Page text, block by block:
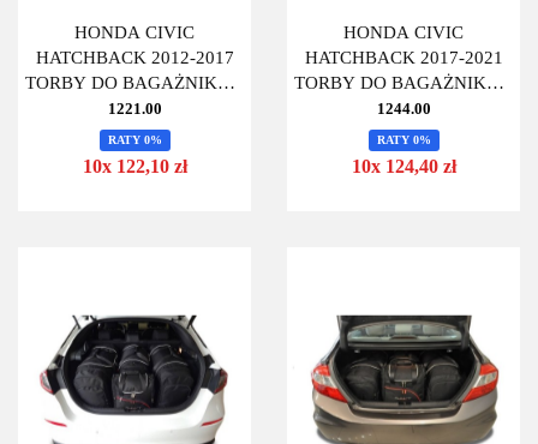
HONDA CIVIC
HATCHBACK 2012-2017
TORBY DO BAGAŻNIKA 4
SZT
1221.00
RATY 0%
10x 122,10 zł
HONDA CIVIC
HATCHBACK 2017-2021
TORBY DO BAGAŻNIKA 4
SZT
1244.00
RATY 0%
10x 124,40 zł